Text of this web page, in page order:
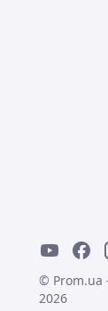
© Prom.ua
2026